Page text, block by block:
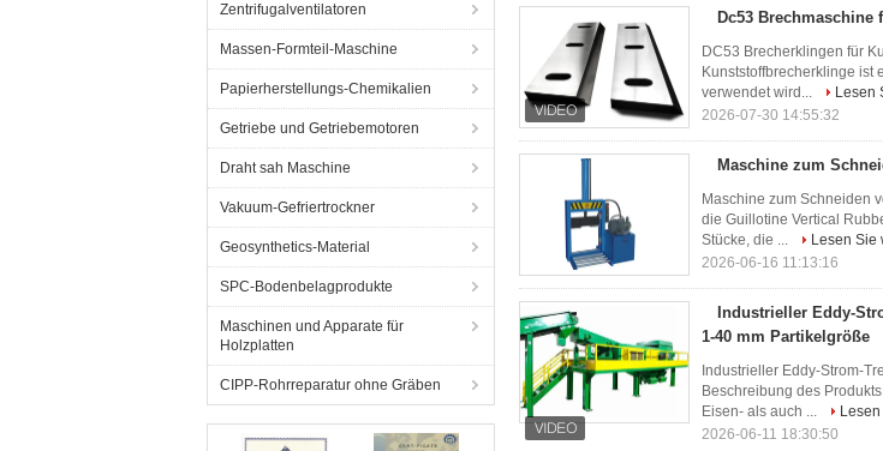
Zentrifugalventilatoren
Massen-Formteil-Maschine
Papierherstellungs-Chemikalien
Getriebe und Getriebemotoren
Draht sah Maschine
Vakuum-Gefriertrockner
Geosynthetics-Material
SPC-Bodenbelagprodukte
Maschinen und Apparate für
Holzplatten
CIPP-Rohrreparatur ohne Gräben
Dc53
DC53 Brecherklingen für
Kunststoffbrecherklinge ist
verwendet wird...
Lesen
2026-07-30 14:55:32
Maschine zum
Maschine zum Schneiden
die Guillotine Vertical
Stücke, die ...
Lesen Sie
2026-06-16 11:13:16
Industrieller Eddy-
1-40 mm Partikelgröße
Industrieller Eddy-Strom-
Beschreibung des
Eisen- als auch ...
2026-06-11 18:30:50